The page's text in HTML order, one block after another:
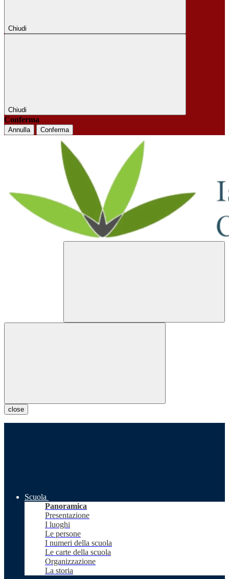
Chiudi
Chiudi
Conferma
Annulla Conferma
close
Scuola
Panoramica
Presentazione
I luoghi
Le persone
I numeri della scuola
Le carte della scuola
Organizzazione
La storia